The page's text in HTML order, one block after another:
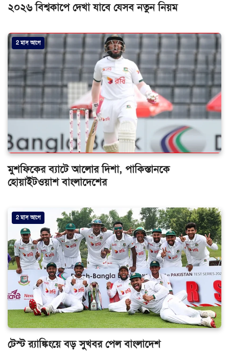
২০২৬ বিশ্বকাপে দেখা যাবে যেসব নতুন নিয়ম
2 মাস আগে
মুশফিকের ব্যাটে আলোর দিশা, পাকিস্তানকে
হোয়াইটওয়াশ বাংলাদেশের
2 মাস আগে
টেস্ট র‍্যাঙ্কিংয়ে বড় সুখবর পেল বাংলাদেশ